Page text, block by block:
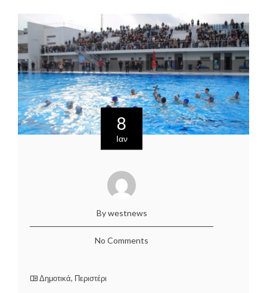
8
Ιαν
By westnews
No Comments
Δημοτικά, Περιστέρι